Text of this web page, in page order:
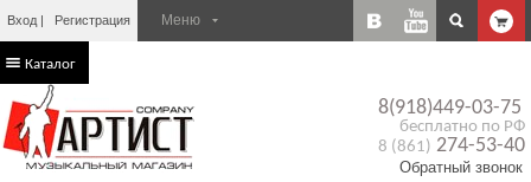
Вход Регистрация
8(918)449-03-75
бесплатно по РФ
8 (861) 274-53-40
Обратный звонок
Каталог